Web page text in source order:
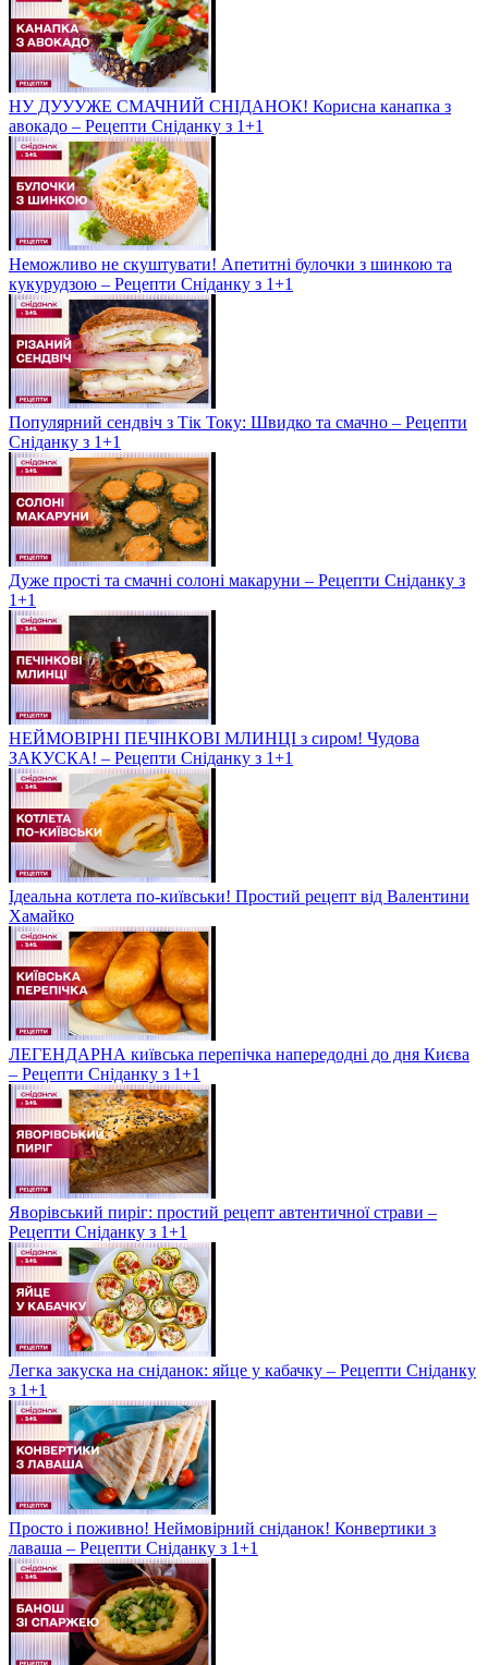
НУ ДУУУЖЕ СМАЧНИЙ СНІДАНОК! Корисна канапка з
авокадо – Рецепти Сніданку з 1+1
Неможливо не скуштувати! Апетитні булочки з шинкою та
кукурудзою – Рецепти Сніданку з 1+1
Популярний сендвіч з Тік Току: Швидко та смачно – Рецепти
Сніданку з 1+1
Дуже прості та смачні солоні макаруни – Рецепти Сніданку з
1+1
НЕЙМОВІРНІ ПЕЧІНКОВІ МЛИНЦІ з сиром! Чудова
ЗАКУСКА! – Рецепти Сніданку з 1+1
Ідеальна котлета по-київськи! Простий рецепт від Валентини
Хамайко
ЛЕГЕНДАРНА київська перепічка напередодні до дня Києва
– Рецепти Сніданку з 1+1
Яворівський пиріг: простий рецепт автентичної страви –
Рецепти Сніданку з 1+1
Легка закуска на сніданок: яйце у кабачку – Рецепти Сніданку
з 1+1
Просто і поживно! Неймовірний сніданок! Конвертики з
лаваша – Рецепти Сніданку з 1+1